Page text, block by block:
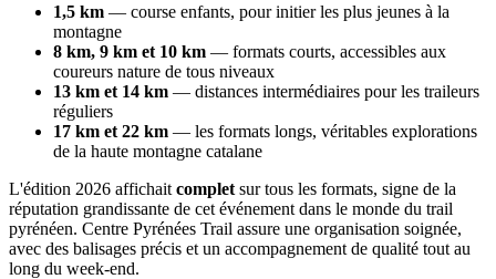
1,5 km — course enfants, pour initier les plus jeunes à la
montagne
8 km, 9 km et 10 km — formats courts, accessibles aux
coureurs nature de tous niveaux
13 km et 14 km — distances intermédiaires pour les traileurs
réguliers
17 km et 22 km — les formats longs, véritables explorations
de la haute montagne catalane
L'édition 2026 affichait complet sur tous les formats, signe de la
réputation grandissante de cet événement dans le monde du trail
pyrénéen. Centre Pyrénées Trail assure une organisation soignée,
avec des balisages précis et un accompagnement de qualité tout au
long du week-end.